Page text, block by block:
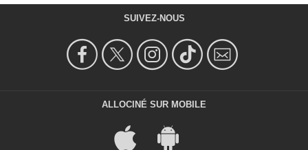
SUIVEZ-NOUS
ALLOCINÉ SUR MOBILE